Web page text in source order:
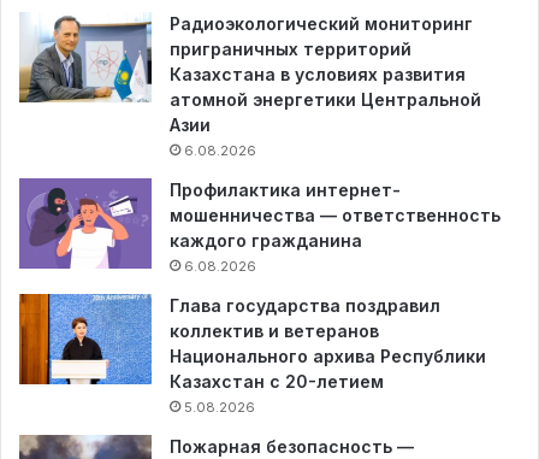
Радиоэкологический мониторинг
приграничных территорий
Казахстана в условиях развития
атомной энергетики Центральной
Азии
6.08.2026
Профилактика интернет-
мошенничества — ответственность
каждого гражданина
6.08.2026
Глава государства поздравил
коллектив и ветеранов
Национального архива Республики
Казахстан с 20-летием
5.08.2026
Пожарная безопасность —